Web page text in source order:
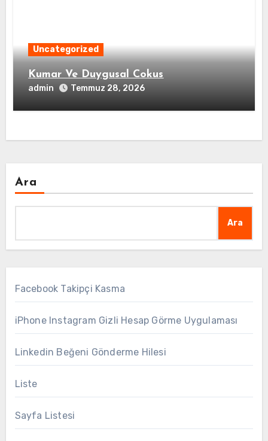
Uncategorized
Kumar Ve Duygusal Cokus
admin Temmuz 28, 2026
Ara
Ara
Facebook Takipçi Kasma
iPhone Instagram Gizli Hesap Görme Uygulaması
Linkedin Beğeni Gönderme Hilesi
Liste
Sayfa Listesi